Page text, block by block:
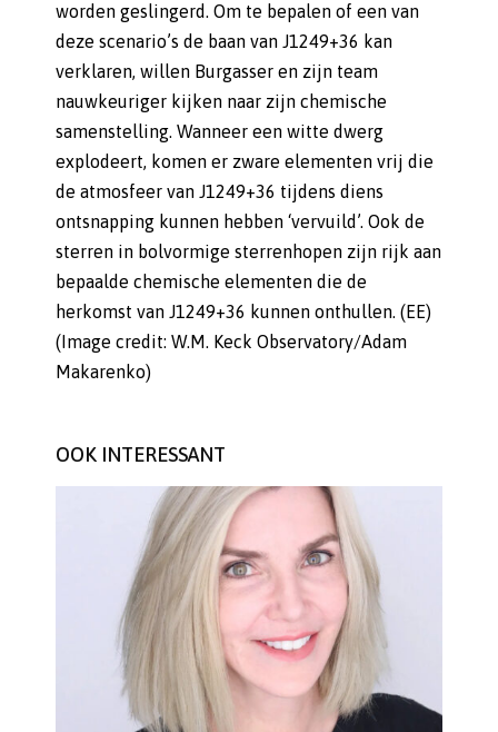
worden geslingerd. Om te bepalen of een van
deze scenario’s de baan van J1249+36 kan
verklaren, willen Burgasser en zijn team
nauwkeuriger kijken naar zijn chemische
samenstelling. Wanneer een witte dwerg
explodeert, komen er zware elementen vrij die
de atmosfeer van J1249+36 tijdens diens
ontsnapping kunnen hebben ‘vervuild’. Ook de
sterren in bolvormige sterrenhopen zijn rijk aan
bepaalde chemische elementen die de
herkomst van J1249+36 kunnen onthullen. (EE)
(Image credit: W.M. Keck Observatory/Adam
Makarenko)
OOK INTERESSANT